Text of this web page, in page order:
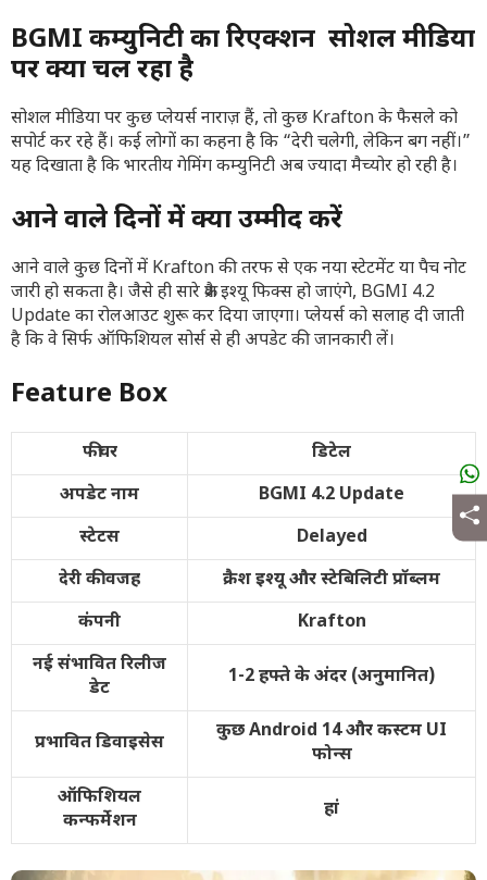
BGMI कम्युनिटी का रिएक्शन सोशल मीडिया
पर क्या चल रहा है
सोशल मीडिया पर कुछ प्लेयर्स नाराज़ हैं, तो कुछ Krafton के फैसले को
सपोर्ट कर रहे हैं। कई लोगों का कहना है कि “देरी चलेगी, लेकिन बग नहीं।”
यह दिखाता है कि भारतीय गेमिंग कम्युनिटी अब ज्यादा मैच्योर हो रही है।
आने वाले दिनों में क्या उम्मीद करें
आने वाले कुछ दिनों में Krafton की तरफ से एक नया स्टेटमेंट या पैच नोट
जारी हो सकता है। जैसे ही सारे क्रैश इश्यू फिक्स हो जाएंगे, BGMI 4.2
Update का रोलआउट शुरू कर दिया जाएगा। प्लेयर्स को सलाह दी जाती
है कि वे सिर्फ ऑफिशियल सोर्स से ही अपडेट की जानकारी लें।
Feature Box
फीचर
डिटेल
अपडेट नाम
BGMI 4.2 Update
स्टेटस
Delayed
देरी की वजह
क्रैश इश्यू और स्टेबिलिटी प्रॉब्लम
कंपनी
Krafton
नई संभावित रिलीज
डेट
1-2 हफ्ते के अंदर (अनुमानित)
प्रभावित डिवाइसेस
कुछ Android 14 और कस्टम UI
फोन्स
ऑफिशियल
कन्फर्मेशन
हां